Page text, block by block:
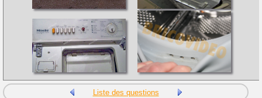
Liste des questions